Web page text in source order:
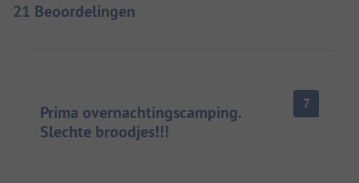
21 Beoordelingen
Prima overnachtingscamping.
Slechte broodjes!!!
7